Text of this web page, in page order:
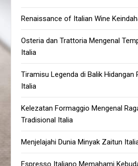
Renaissance of Italian Wine
Osteria dan Trattoria Mengenal
Italia
Tiramisu Legenda di Balik Hidangan
Italia
Kelezatan Formaggio Mengenal
Tradisional Italia
Menjelajahi Dunia Minyak Zaitun
Espresso Italiano Memahami